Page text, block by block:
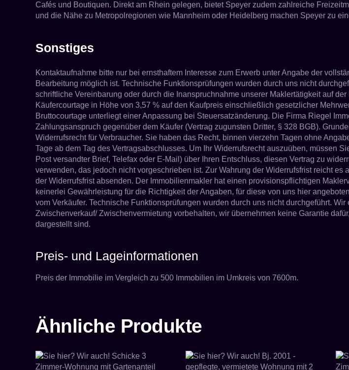
Cafés und Boutiquen. Direkt am Rhein gelegen, bietet Speyer zudem zahlreiche
und die Nähe zu Metropolregionen wie Mannheim oder Heidelberg machen Speyer zu
Sonstiges
Kontaktaufnahme bitte nur bei ernsthaftem Interesse zum Erwerb unter Angabe der
Bearbeitung möglich ist. Technische Funktionsprüfungen wurden durch uns nicht
schriftliche Vereinbarung oder durch die Inanspruchnahme unserer Maklertätigkeit auf
Käufercourtage in Höhe von 3,57 % auf den Kaufpreis einschließlich gesetzlicher
Bruttocourtage unterliegt einer Anpassung bei Steuersatzänderung. Die Firma Riegel
Zahlungsanspruch gegenüber dem Käufer (Vertrag zugunsten Dritter, § 328 BGB).
Widerrufsrecht für Verbraucher. Sie haben das Recht, binnen vierzehn Tagen ohne
Tage ab dem Tag des Vertragsabschlusses. Um Ihr Widerrufsrecht auszuüben, müssen
Post versandter Brief, Telefax oder E-Mail) über Ihren Entschluss, diesen Vertrag zu
verwenden, das jedoch nicht vorgeschrieben ist. Zur Wahrung der Widerrufsfrist reicht
der Widerrufsfrist absenden. Der Immobilienmakler hat einen provisionspflichtigen
keinerlei Gewährleistung für die Richtigkeit der Angaben, für diese von uns hier
vom Verkäufer. Technische Funktionsprüfungen wurden durch uns nicht durchgeführt.
Zwischenverkauf/ Zwischenvermietung vorbehalten, wir übernehmen keine Garantie
dargestellt sind.
Preis- und Lageinformationen
Preis der Immobilie im Vergleich zu 500 Immobilien im Umkreis von 7600m.
Ähnliche Produkte